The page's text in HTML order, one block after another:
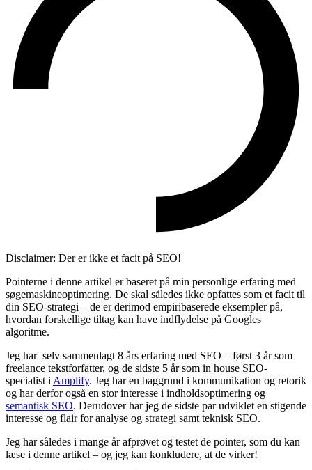
Disclaimer: Der er ikke et facit på SEO!
Pointerne i denne artikel er baseret på min personlige erfaring med
søgemaskineoptimering. De skal således ikke opfattes som et facit til
din SEO-strategi – de er derimod empiribaserede eksempler på,
hvordan forskellige tiltag kan have indflydelse på Googles
algoritme.
Jeg har selv sammenlagt 8 års erfaring med SEO – først 3 år som
freelance tekstforfatter, og de sidste 5 år som in house SEO-
specialist i Amplify. Jeg har en baggrund i kommunikation og retorik
og har derfor også en stor interesse i indholdsoptimering og
semantisk SEO. Derudover har jeg de sidste par udviklet en stigende
interesse og flair for analyse og strategi samt teknisk SEO.
Jeg har således i mange år afprøvet og testet de pointer, som du kan
læse i denne artikel – og jeg kan konkludere, at de virker!